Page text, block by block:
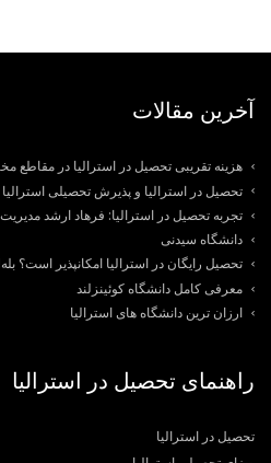
آخرین مقالات
هزینه تقریبی تحصیل در استرالیا در مقاطع
تحصیل در استرالیا و پذیرش تحصیلی
تجربه تحصیل در استرالیا: فرهاد ارشد
دانشگاه سیدنی
تحصیل رایگان در استرالیا امکانپذیر است؟
معرفی کامل دانشگاه کوئینزلند
ارزان ترین دانشگاه های استرالیا
راهنمای تحصیل در استرالیا
تحصیل در استرالیا